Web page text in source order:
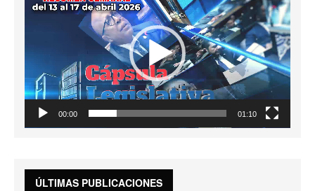
vídeo
00:00 01:10
ÚLTIMAS PUBLICACIONES